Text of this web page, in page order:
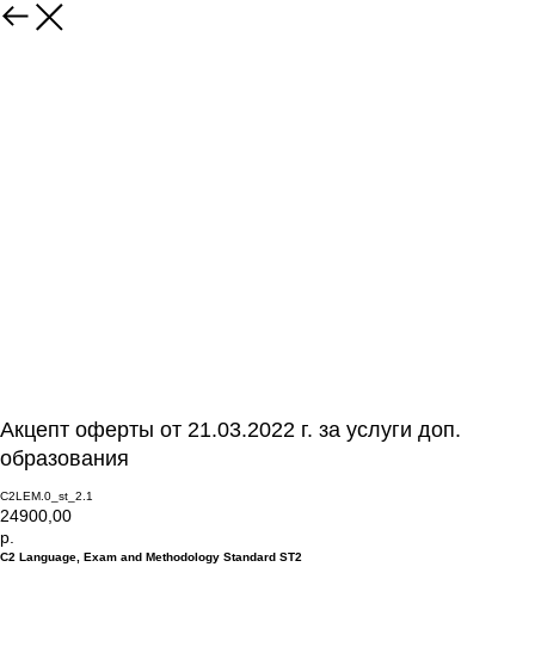
Акцепт оферты от 21.03.2022 г. за услуги доп.
образования
C2LEM.0_st_2.1
24900,00
р.
С2 Language, Exam and Methodology Standard ST2